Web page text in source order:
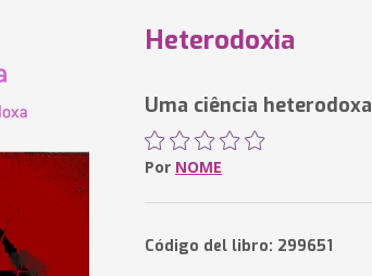
Heterodoxia
Uma ciência heterodoxa
Por NOME
Código del libro: 299651